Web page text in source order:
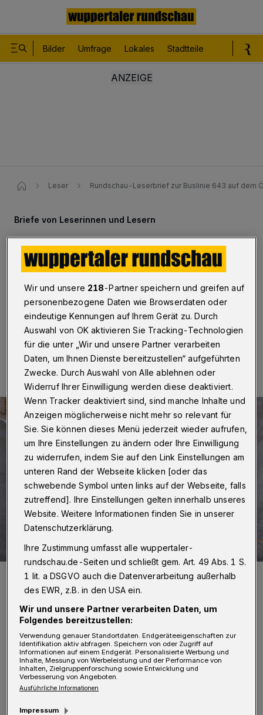
Bilder Umfrage Lokales Stadtteile
Leser Rundschau-Leserbrief zur Buslinie 643 auf dem
Briefe von Leserinnen und Lesern
„Erst von der aktuellen
Verkehrssituation überzeugen“
Betr.: Buslinie 643 auf dem Ölberg
10.01.2026 , 12:00 Uhr Eine Minute Lesezeit
Die angeblich für den WSW-Bus wegen starken Schneefalls nicht
befahrbaren Straßen auf dem Ölberg.
Foto: Klaus Döring
A ls ich am 2. Januar mit dem Bus der
Linie 643 um 10.19 Uhr ab Wall in
Richtung Lutherstift fahren wollte, war die
Wir und unsere 218-Partner speichern und greifen auf
personenbezogene Daten wie Browserdaten oder
eindeutige Kennungen auf Ihrem Gerät zu. Durch
Auswahl von OK aktivieren Sie Tracking-Technologien
für die unter „Wir und unsere Partner verarbeiten
Daten, um Ihnen Dienste bereitzustellen“ aufgeführten
Zwecke. Durch Auswahl von Alle ablehnen oder
Widerruf Ihrer Einwilligung werden diese deaktiviert.
Wenn Tracker deaktiviert sind, sind manche Inhalte und
Anzeigen möglicherweise nicht mehr so relevant für
Sie. Sie können dieses Menü jederzeit wieder aufrufen,
um Ihre Einstellungen zu ändern oder Ihre Einwilligung
zu widerrufen, indem Sie auf den Link Einstellungen am
unteren Rand der Webseite klicken [oder das
schwebende Symbol unten links auf der Webseite, falls
zutreffend]. Ihre Einstellungen gelten innerhalb unseres
Website. Weitere Informationen finden Sie in unserer
Datenschutzerklärung.
Ihre Zustimmung umfasst alle wuppertaler-
rundschau.de-Seiten und schließt gem. Art. 49 Abs. 1 S.
1 lit. a DSGVO auch die Datenverarbeitung außerhalb
des EWR, z.B. in den USA ein.
Wir und unsere Partner verarbeiten Daten, um
Folgendes bereitzustellen:
Verwendung genauer Standortdaten. Endgeräteeigenschaften zur
Identifikation aktiv abfragen. Speichern von oder Zugriff auf
Informationen auf einem Endgerät. Personalisierte Werbung und
Inhalte, Messung von Werbeleistung und der Performance von
Inhalten, Zielgruppenforschung sowie Entwicklung und
Verbesserung von Angeboten.
Ausführliche Informationen
Impressum